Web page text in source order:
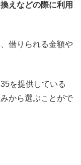
えなどの際に利用
借りられる金額や
を提供している
から選ぶことがで